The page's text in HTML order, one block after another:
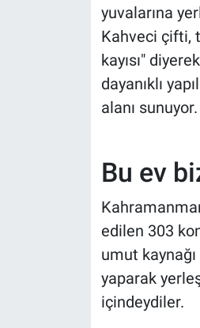
yuvalarına
Kahveci çifti,
kayısı"
dayanıklı
alanı sunuyor.
Bu ev
edilen 303
umut
yaparak
içindeydiler.